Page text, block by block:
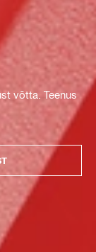
võtta. Teenus